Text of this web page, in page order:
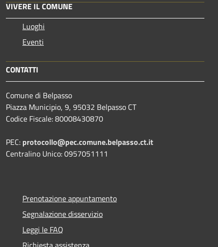
VIVERE IL COMUNE
Luoghi
Eventi
CONTATTI
Comune di Belpasso
Piazza Municipio, 9, 95032 Belpasso CT
Codice Fiscale: 80008430870
PEC: protocollo@pec.comune.belpasso.ct.it
Centralino Unico: 0957051111
Prenotazione appuntamento
Segnalazione disservizio
Leggi le FAQ